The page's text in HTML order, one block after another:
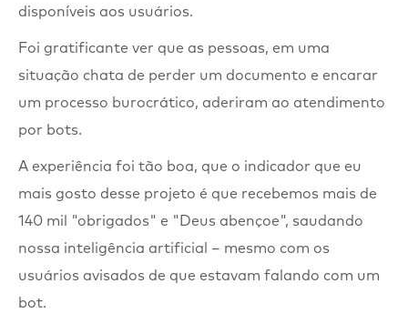
disponíveis aos usuários.
Foi gratificante ver que as pessoas, em uma
situação chata de perder um documento e encarar
um processo burocrático, aderiram ao atendimento
por bots.
A experiência foi tão boa, que o indicador que eu
mais gosto desse projeto é que recebemos mais de
140 mil "obrigados" e "Deus abençoe", saudando
nossa inteligência artificial – mesmo com os
usuários avisados de que estavam falando com um
bot.